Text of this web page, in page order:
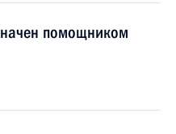
помощником